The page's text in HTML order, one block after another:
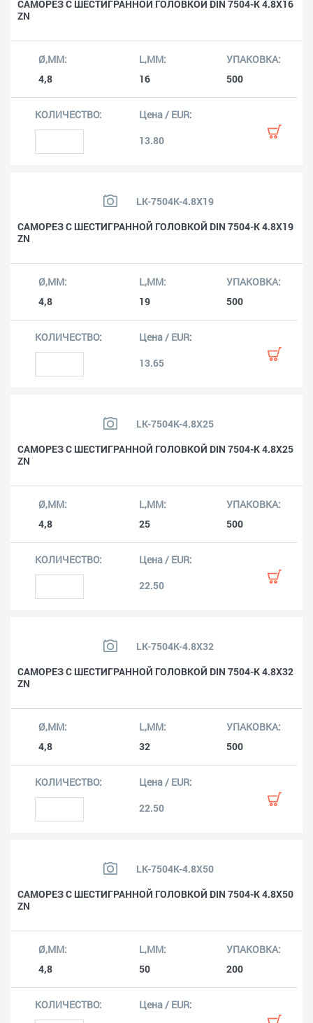
САМОРЕЗ С ШЕСТИГРАННОЙ ГОЛОВКОЙ DIN 7504-K 4.8X16
ZN
4,8 16 500
13.80
LK-7504K-4.8X19
САМОРЕЗ С ШЕСТИГРАННОЙ ГОЛОВКОЙ DIN 7504-K 4.8X19
ZN
4,8 19 500
13.65
LK-7504K-4.8X25
САМОРЕЗ С ШЕСТИГРАННОЙ ГОЛОВКОЙ DIN 7504-K 4.8X25
ZN
4,8 25 500
22.50
LK-7504K-4.8X32
САМОРЕЗ С ШЕСТИГРАННОЙ ГОЛОВКОЙ DIN 7504-K 4.8X32
ZN
4,8 32 500
22.50
LK-7504K-4.8X50
САМОРЕЗ С ШЕСТИГРАННОЙ ГОЛОВКОЙ DIN 7504-K 4.8X50
ZN
4,8 50 200